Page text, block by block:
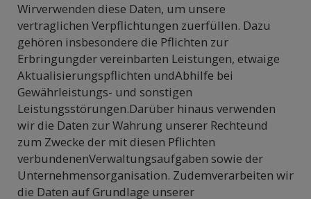
Wirverwenden diese Daten, um unsere
vertraglichen Verpflichtungen zuerfüllen. Dazu
gehören insbesondere die Pflichten zur
Erbringungder vereinbarten Leistungen, etwaige
Aktualisierungspflichten undAbhilfe bei
Gewährleistungs- und sonstigen
Leistungsstörungen.Darüber hinaus verwenden
wir die Daten zur Wahrung unserer Rechteund
zum Zwecke der mit diesen Pflichten
verbundenenVerwaltungsaufgaben sowie der
Unternehmensorganisation. Zudemverarbeiten wir
die Daten auf Grundlage unserer